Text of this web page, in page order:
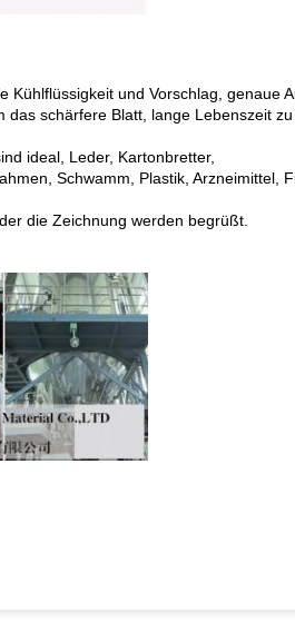
Kühlflüssigkeit und Vorschlag, genaue
schärfere Blatt, lange Lebenszeit
ideal, Leder, Kartonbretter,
Schwamm, Plastik, Arzneimittel,
die Zeichnung werden begrüßt.